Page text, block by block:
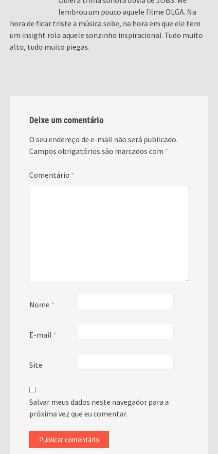
lembrou um pouco aquele filme OLGA. Na
hora de ficar triste a música sobe, na hora em que ele tem
um insight rola aquele sonzinho inspiracional. Tudo muito
alto, tudo muito piegas.
Deixe um comentário
O seu endereço de e-mail não será publicado.
Campos obrigatórios são marcados com *
Comentário *
Nome *
E-mail *
Site
Salvar meus dados neste navegador para a
próxima vez que eu comentar.